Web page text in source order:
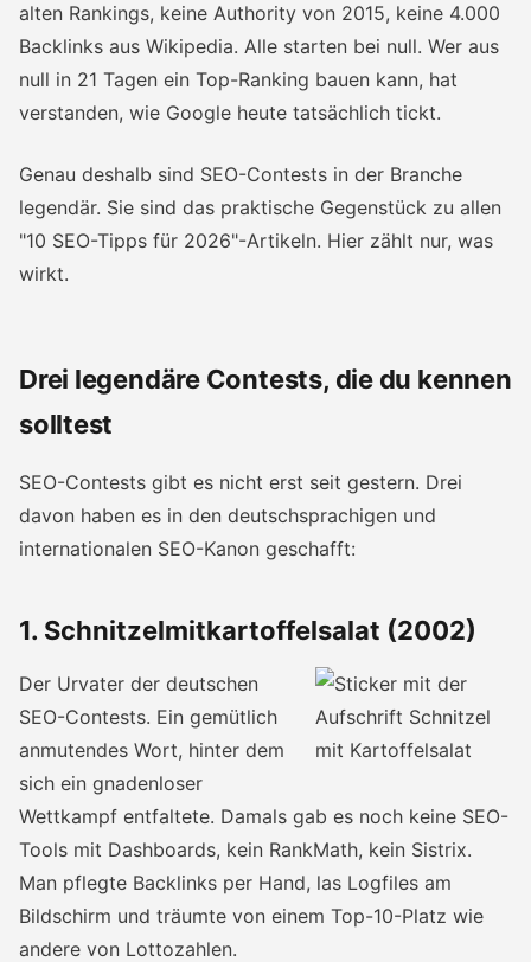
alten Rankings, keine Authority von 2015, keine 4.000
Backlinks aus Wikipedia. Alle starten bei null. Wer aus
null in 21 Tagen ein Top-Ranking bauen kann, hat
verstanden, wie Google heute tatsächlich tickt.
Genau deshalb sind SEO-Contests in der Branche
legendär. Sie sind das praktische Gegenstück zu allen
"10 SEO-Tipps für 2026"-Artikeln. Hier zählt nur, was
wirkt.
Drei legendäre Contests, die du kennen
solltest
SEO-Contests gibt es nicht erst seit gestern. Drei
davon haben es in den deutschsprachigen und
internationalen SEO-Kanon geschafft:
1. Schnitzelmitkartoffelsalat (2002)
Der Urvater der deutschen
SEO-Contests. Ein gemütlich
anmutendes Wort, hinter dem
sich ein gnadenloser
Wettkampf entfaltete. Damals gab es noch keine SEO-
Tools mit Dashboards, kein RankMath, kein Sistrix.
Man pflegte Backlinks per Hand, las Logfiles am
Bildschirm und träumte von einem Top-10-Platz wie
andere von Lottozahlen.